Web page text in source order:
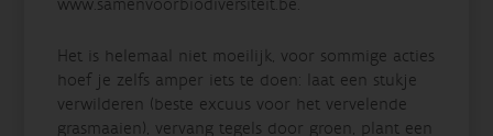
Het is helemaal niet moeilijk, voor sommige acties
hoef je zelfs amper iets te doen: laat een stukje
verwilderen (beste excuus voor het vervelende
grasmaaien), vervang tegels door groen, plant een